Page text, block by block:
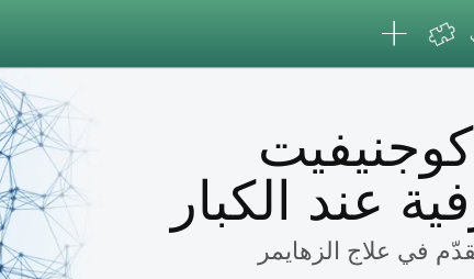
عند الكبار
في علاج الزهايمر